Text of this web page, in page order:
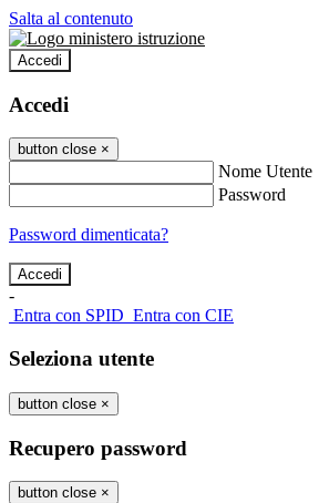
Salta al contenuto
Accedi
Accedi
button close ×
Nome Utente
Password
Password dimenticata?
-
Entra con SPID Entra con CIE
Seleziona utente
button close ×
Recupero password
button close ×